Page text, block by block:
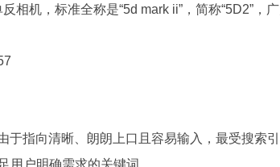
相机，标准全称是“5d mark ii”，简称“5D2”，
于指向清晰、朗朗上口且容易输入，最受搜索
用户明确需求的关键词